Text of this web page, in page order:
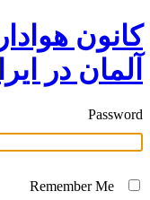
کانون
آلمان در
Password
Remember Me